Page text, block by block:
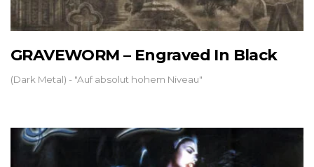
GRAVEWORM – Engraved In Black
(Dark Metal) - "Auf absolut hohem Niveau"